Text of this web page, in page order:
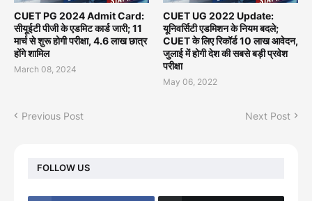
CUET PG 2024 Admit Card:
सीयूईटी पीजी के एडमिट कार्ड जारी; 11
मार्च से शुरू होगी परीक्षा, 4.6 लाख छात्र
होंगे शामिल
March 08, 2024
CUET UG 2022 Update:
यूनिवर्सिटी एडमिशन के नियम बदले;
CUET के लिए रिकॉर्ड 10 लाख आवेदन,
जुलाई में होगी देश की सबसे बड़ी प्रवेश
परीक्षा
May 06, 2022
Previous Post Next Post
FOLLOW US